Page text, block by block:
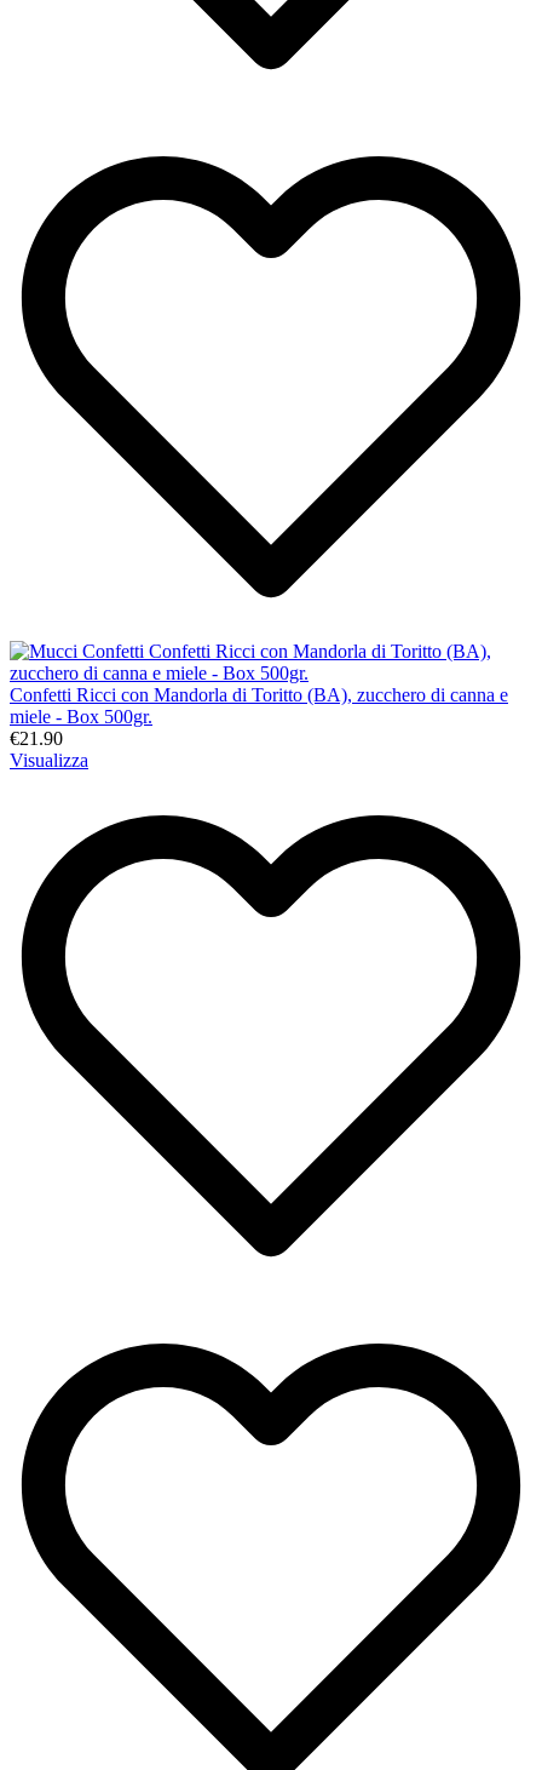
Confetti Ricci con Mandorla di Toritto (BA), zucchero di canna e
miele - Box 500gr.
€21.90
Visualizza